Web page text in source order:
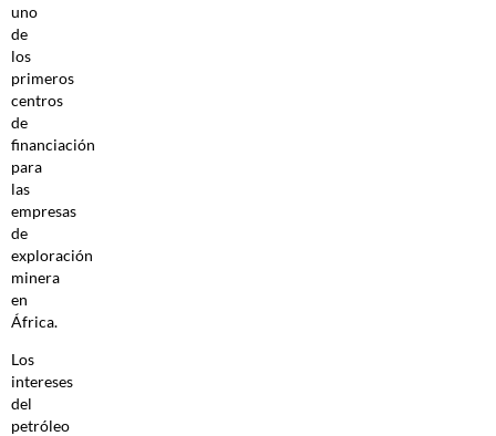
uno
de
los
primeros
centros
de
financiación
para
las
empresas
de
exploración
minera
en
África.
Los
intereses
del
petróleo